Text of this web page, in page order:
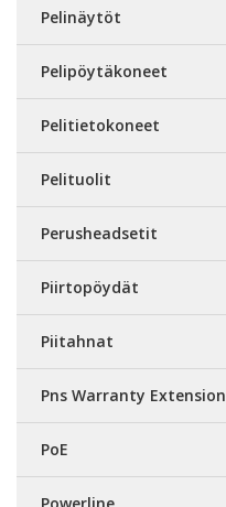
Pelinäytöt
Pelipöytäkoneet
Pelitietokoneet
Pelituolit
Perusheadsetit
Piirtopöydät
Piitahnat
Pns Warranty Extension
PoE